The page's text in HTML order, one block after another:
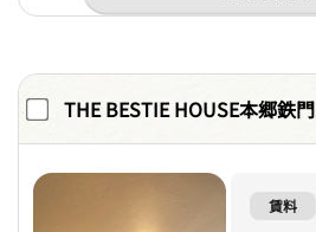
THE BESTIE HOUSE本郷鉄門
賃料